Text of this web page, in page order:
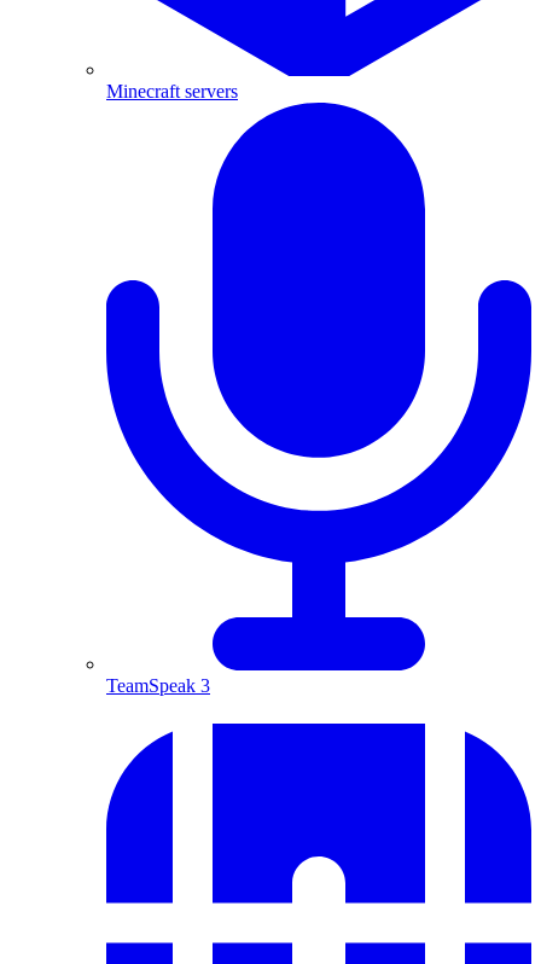
Minecraft servers
TeamSpeak 3